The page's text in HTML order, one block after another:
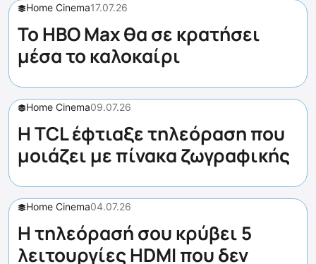
Home Cinema17.07.26
Το HBO Max θα σε κρατήσει
μέσα το καλοκαίρι
Home Cinema09.07.26
Η TCL έφτιαξε τηλεόραση που
μοιάζει με πίνακα ζωγραφικής
Home Cinema04.07.26
Η τηλεόρασή σου κρύβει 5
λειτουργίες HDMI που δεν